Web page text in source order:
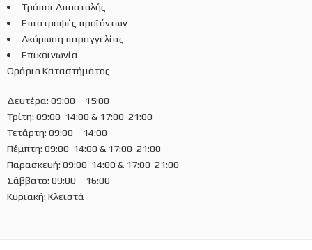
Τρόποι Αποστολής
Επιστροφές προϊόντων
Ακύρωση παραγγελίας
Επικοινωνία
Ωράριο Καταστήματος
Δευτέρα: 09:00 – 15:00
Τρίτη: 09:00-14:00 & 17:00-21:00
Τετάρτη: 09:00 – 14:00
Πέμπτη: 09:00-14:00 & 17:00-21:00
Παρασκευή: 09:00-14:00 & 17:00-21:00
Σάββατο: 09:00 – 16:00
Κυριακή: Κλειστά